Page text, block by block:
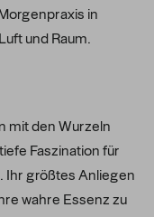
in
und Raum.
mit den Wurzeln
Faszination für
Ihr größtes Anliegen
wahre Essenz zu